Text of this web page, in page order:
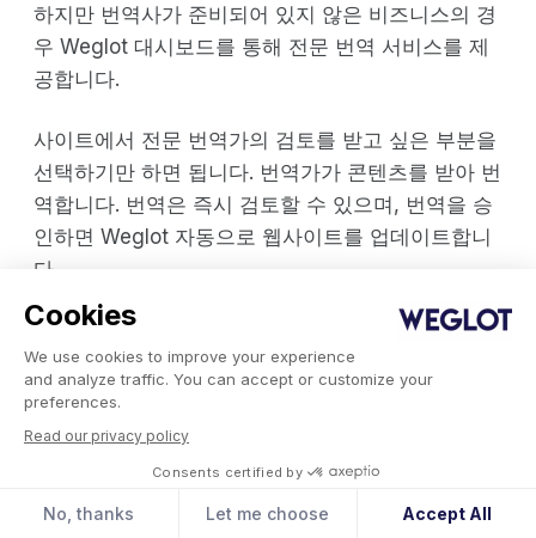
Cookies
We use cookies to improve your experience
and analyze traffic. You can accept or customize your
preferences.
Read our privacy policy
Consents certified by
No, thanks Let me choose Accept All
하지만 번역사가 준비되어 있지 않은 비즈니스의 경
우 Weglot 대시보드를 통해 전문 번역 서비스를 제
공합니다.
사이트에서 전문 번역가의 검토를 받고 싶은 부분을
선택하기만 하면 됩니다. 번역가가 콘텐츠를 받아 번
역합니다. 번역은 즉시 검토할 수 있으며, 번역을 승
인하면 Weglot 자동으로 웹사이트를 업데이트합니
다.
사용자 언어 전환 방법 사용자 지정
Weglot 다국어 SEO를 염두에 두고 사이트를 번역
하여 적합한 사람들이 번역된 사이트를 찾을 수 있도
록 도와드립니다. 또한 사용자가 사이트를 방문할 때
자유롭게 언어를 전환할 수 있도록 지원합니다.
워드프레스 계정에서 언어 전환기의 표시 방식을